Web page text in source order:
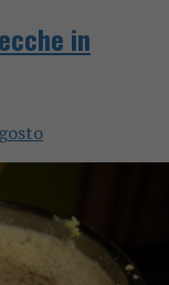
in